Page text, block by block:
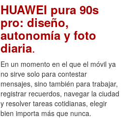
HUAWEI pura 90s
pro: diseño,
autonomía y foto
diaria.
En un momento en el que el móvil ya
no sirve solo para contestar
mensajes, sino también para trabajar,
registrar recuerdos, navegar la ciudad
y resolver tareas cotidianas, elegir
bien importa más que nunca.